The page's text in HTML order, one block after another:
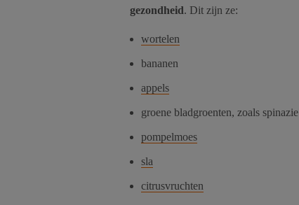
gezondheid. Dit zijn ze:
wortelen
bananen
appels
groene bladgroenten, zoals spinazie
pompelmoes
sla
citrusvruchten